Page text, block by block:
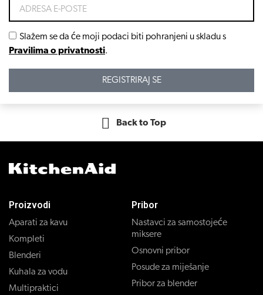
Slažem se da će moji podaci biti pohranjeni u skladu s
Pravilima o privatnosti.
REGISTRIRAJ SE
Back to Top
Proizvodi
Aparati za kavu
Kompleti
Blenderi
Kuhala za vodu
Multipraktici
Pribor
Nastavci za samostojeće
miksere
Osnovni pribor
Posude za miješanje
Pribor za blender